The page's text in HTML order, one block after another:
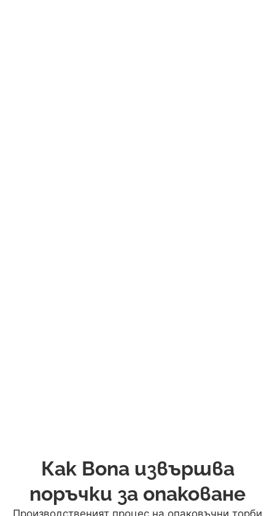
Как Bona извършва
поръчки за опаковане
Производственият процес на опаковъчни торби